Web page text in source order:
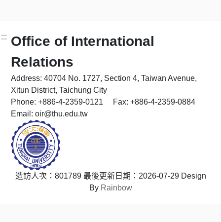
::: Office of International
Relations
Address: 40704 No. 1727, Section 4, Taiwan Avenue,
Xitun District, Taichung City
Phone: +886-4-2359-0121 Fax: +886-4-2359-0884
Email: oir@thu.edu.tw
造訪人次：801789 最後更新日期：2026-07-29 Design
By Rainbow